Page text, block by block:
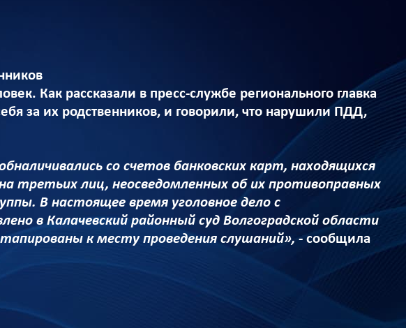
Как рассказали в пресс-службе регионального главка
за их родственников, и говорили, что нарушили ПДД,
со счетов банковских карт, находящихся
третьих лиц, неосведомленных об их противоправных
В настоящее время уголовное дело с
в Калачевский районный суд Волгоградской области
к месту проведения слушаний», - сообщила